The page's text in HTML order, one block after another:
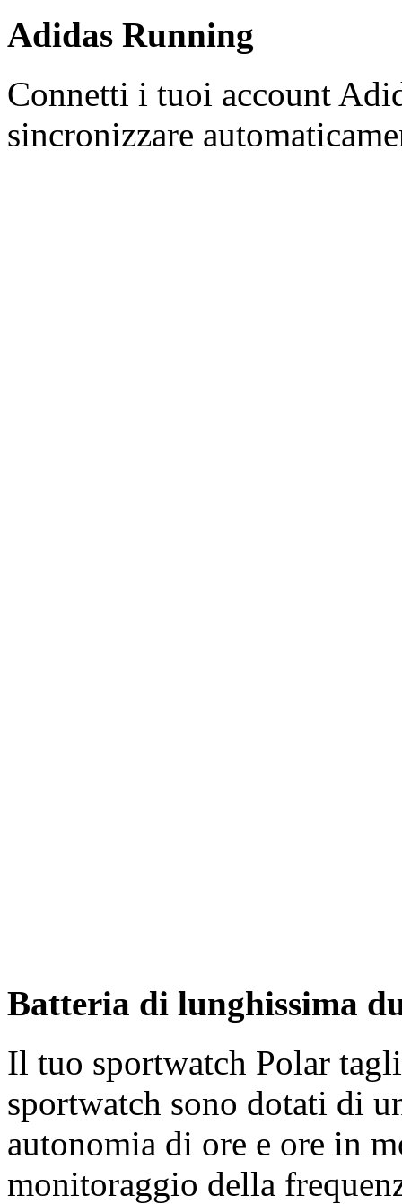
Adidas Running
Connetti i tuoi account
sincronizzare
Batteria di lunghissima
Il tuo sportwatch Polar
sportwatch sono dotati di
autonomia di ore e ore in
monitoraggio della